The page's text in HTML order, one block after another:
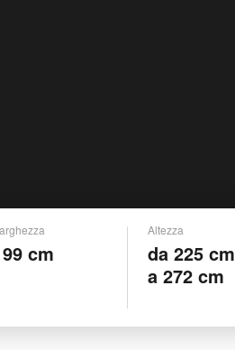
cm
Altezza
da 225 cm
a 272 cm